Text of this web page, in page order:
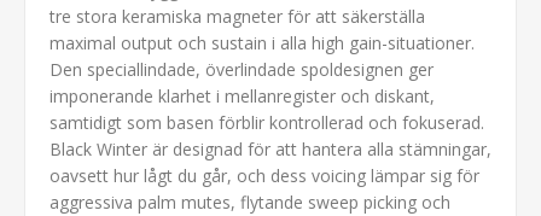
tre stora keramiska magneter för att säkerställa
maximal output och sustain i alla high gain-situationer.
Den speciallindade, överlindade spoldesignen ger
imponerande klarhet i mellanregister och diskant,
samtidigt som basen förblir kontrollerad och fokuserad.
Black Winter är designad för att hantera alla stämningar,
oavsett hur lågt du går, och dess voicing lämpar sig för
aggressiva palm mutes, flytande sweep picking och